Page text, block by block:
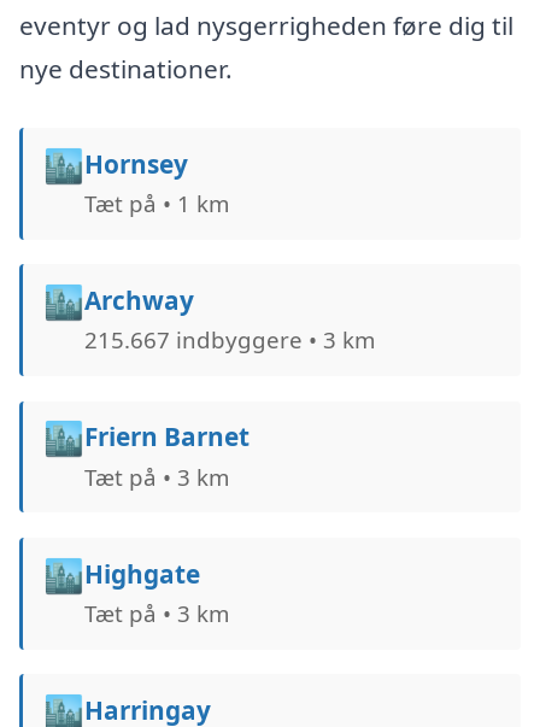
eventyr og lad nysgerrigheden føre dig til
nye destinationer.
🏙️Hornsey
Tæt på • 1 km
🏙️Archway
215.667 indbyggere • 3 km
🏙️Friern Barnet
Tæt på • 3 km
🏙️Highgate
Tæt på • 3 km
🏙️Harringay